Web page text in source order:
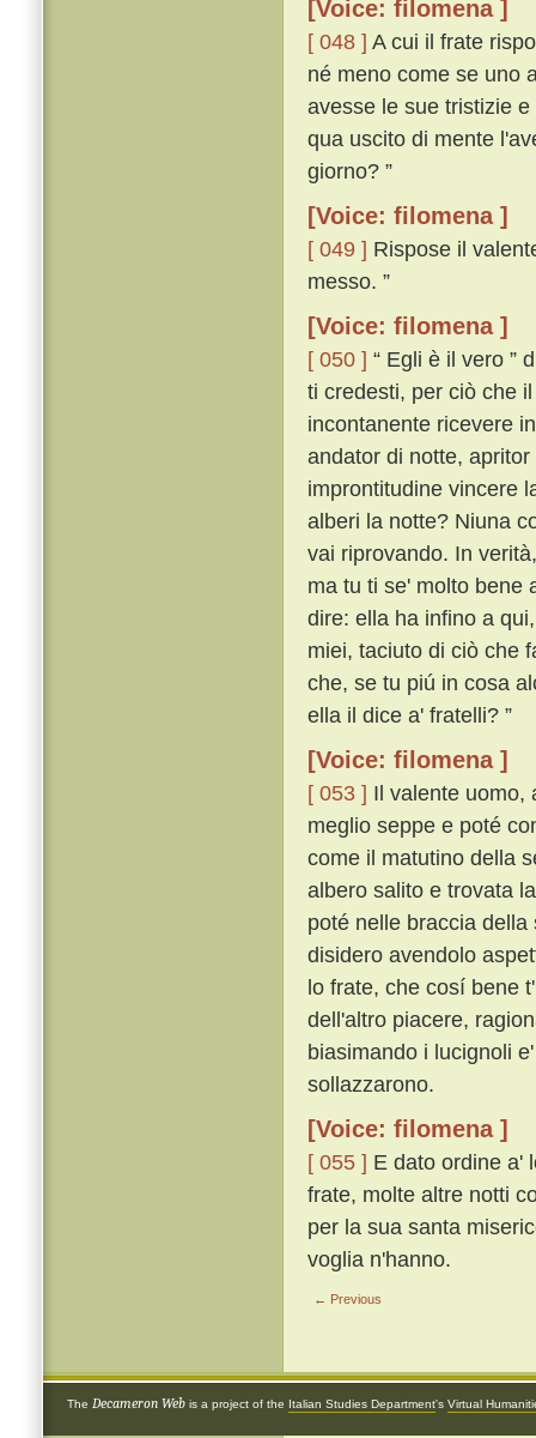
[Voice: filomena ]
[ 048 ] A cui il frate
né meno come se uno
avesse le sue tristizie
qua uscito di mente
giorno? ”
[Voice: filomena ]
[ 049 ] Rispose il
messo. ”
[Voice: filomena ]
[ 050 ] “ Egli è il vero ”
ti credesti, per ciò che
incontanente ricevere
andator di notte,
improntitudine vincere
alberi la notte? Niuna
vai riprovando. In
ma tu ti se' molto bene
dire: ella ha infino a
miei, taciuto di ciò che
che, se tu piú in cosa
ella il dice a' fratelli? ”
[Voice: filomena ]
[ 053 ] Il valente uomo,
meglio seppe e poté
come il matutino della
albero salito e trovata
poté nelle braccia
disidero avendolo
lo frate, che cosí bene
dell'altro piacere,
biasimando i lucignoli
sollazzarono.
[Voice: filomena ]
[ 055 ] E dato ordine a'
frate, molte altre notti
per la sua santa
voglia n'hanno.
← Previous
The Decameron Web is a project of the Italian Studies Department's Virtual